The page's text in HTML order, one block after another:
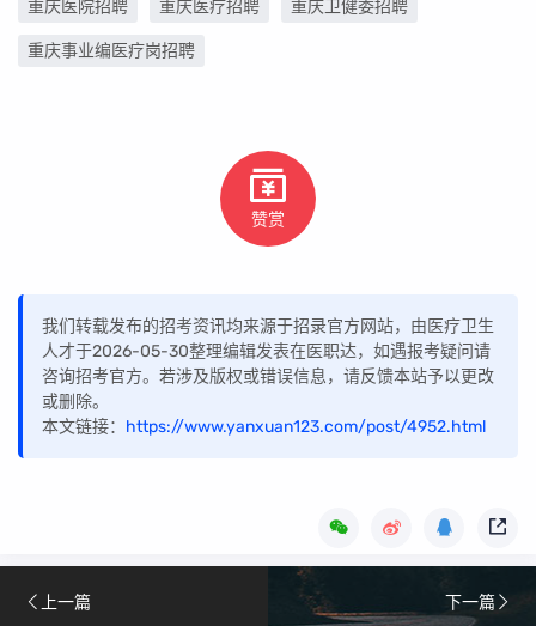
重庆医院招聘 重庆医疗招聘 重庆卫健委招聘
重庆事业编医疗岗招聘
赞赏
我们转载发布的招考资讯均来源于招录官方网站，由医疗卫生
人才于2026-05-30整理编辑发表在医职达，如遇报考疑问请
咨询招考官方。若涉及版权或错误信息，请反馈本站予以更改
或删除。
本文链接： https://www.yanxuan123.com/post/4952.html
上一篇 下一篇